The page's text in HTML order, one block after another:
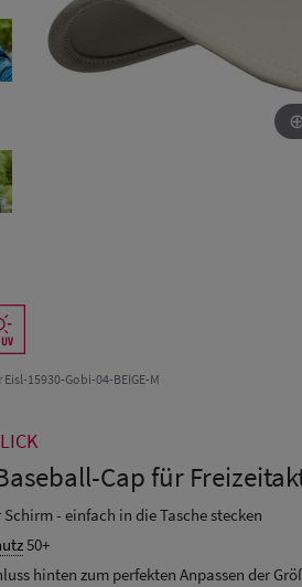
Eisl-15930-Gobi-04-BEIGE-M
Cap für
- einfach in die Tasche stecken
50+
hinten zum perfekten Anpassen der